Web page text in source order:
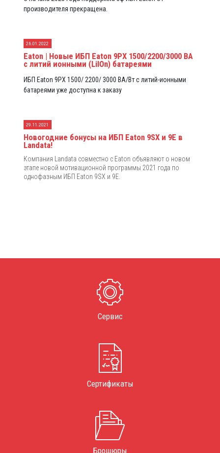
производителя прекращена.
26.01.2022
Eaton | Новые ИБП Eaton 9PX 1500/2200/3000 ВА
с литий ионными (LiIOn) батареями
ИБП Eaton 9PX 1500/ 2200/ 3000 ВА/Вт с литий-ионными
батареями уже доступна к заказу
29.11.2021
Новогодние бонусы на ИБП Eaton 9SX и 9E в
Landata!
Компания Landata совместно с Eaton объявляют о новом
этапе новой мотивационной программы 2021 года по
однофазным ИБП Eaton 9SX и 9E.
Сервис
Сертификаты
Брошюры